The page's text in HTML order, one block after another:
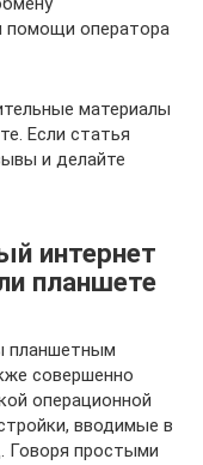
помощи оператора
материалы
Если статья
и делайте
интернет
планшете
планшетным
совершенно
операционной
вводимые в
Говоря простыми